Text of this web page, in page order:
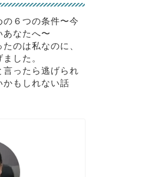
６つの条件〜今
あなたへ〜
のは私なのに、
した。
言ったら逃げられ
かもしれない話